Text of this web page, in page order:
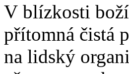
V blízkosti
přítomná čistá
na lidský